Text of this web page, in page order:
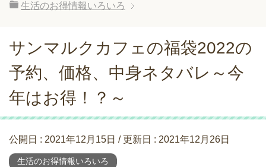
生活のお得情報いろいろ
サンマルクカフェの福袋2022の
予約、価格、中身ネタバレ～今
年はお得！？～
公開日 : 2021年12月15日 / 更新日 : 2021年12月26日
生活のお得情報いろいろ